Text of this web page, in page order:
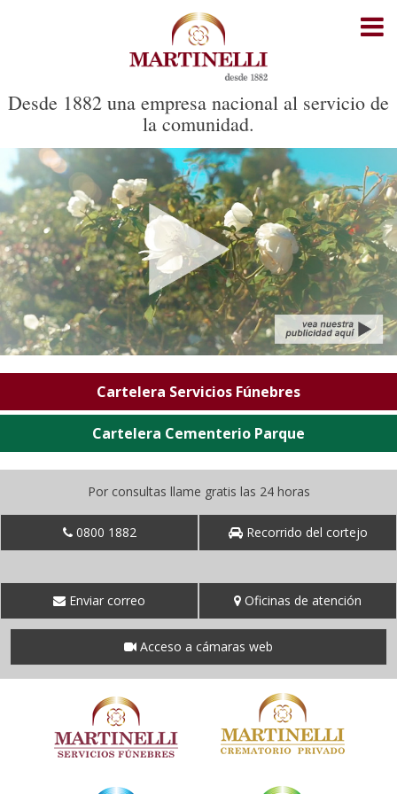
Inicio
Cartelera Servicios Fúnebres
Cartelera Cementerio Parque
Recorrido del cortejo
Noticias
Oficinas
Contacto
Desde 1882 una empresa nacional al servicio de
la comunidad.
Cartelera Servicios Fúnebres
Cartelera Cementerio Parque
Por consultas llame gratis las 24 horas
0800 1882
Enviar correo
Recorrido del cortejo
Oficinas de atención
Acceso a cámaras web